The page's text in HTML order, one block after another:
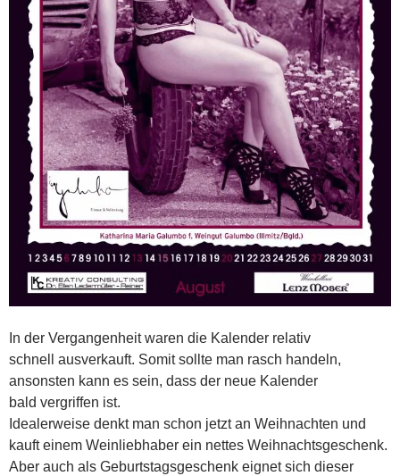
In der Vergangenheit waren die Kalender relativ
schnell ausverkauft. Somit sollte man rasch handeln,
ansonsten kann es sein, dass der neue Kalender
bald vergriffen ist.
Idealerweise denkt man schon jetzt an Weihnachten und
kauft einem Weinliebhaber ein nettes Weihnachtsgeschenk.
Aber auch als Geburtstagsgeschenk eignet sich dieser